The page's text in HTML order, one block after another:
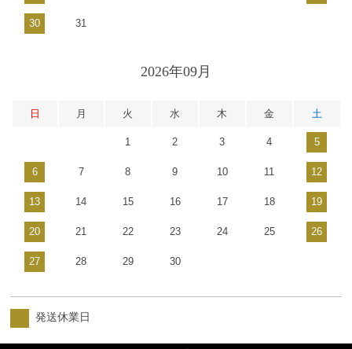
30 31
2026年09月
日 月 火 水 木 金 土
1 2 3 4 5
6 7 8 9 10 11 12
13 14 15 16 17 18 19
20 21 22 23 24 25 26
27 28 29 30
発送休業日